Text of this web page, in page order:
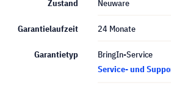
Zustand Neuware
Garantielaufzeit 24 Monate
Garantietyp
BringIn-Service
Service- und